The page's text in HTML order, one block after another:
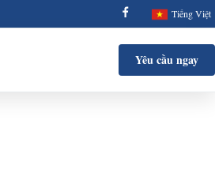
Tiếng Việt
Yêu cầu ngay